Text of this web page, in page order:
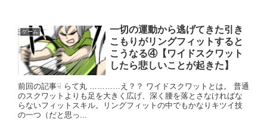
ゲーム
一切の運動から逃げてきた引き
こもりがリングフィットすると
こうなる④【ワイドスクワット
したら悲しいことが起きた】
前回の記事☟ らて丸 …………え？？ ワイドスクワットとは。 普通
のスクワットよりも足を大きく広げ、深く腰を落とさなければな
らないフィットスキル。リングフィットの中でもかなりキツイ技
の一つ（だと思っ...